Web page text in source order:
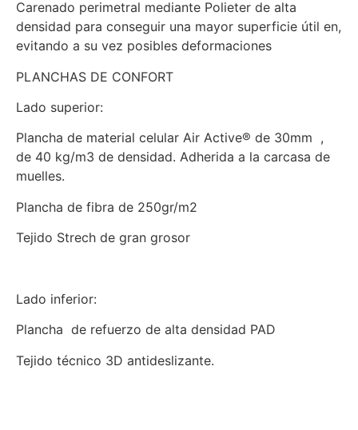
Carenado perimetral mediante Polieter de alta
densidad para conseguir una mayor superficie útil en,
evitando a su vez posibles deformaciones
PLANCHAS DE CONFORT
Lado superior:
Plancha de material celular Air Active® de 30mm ,
de 40 kg/m3 de densidad. Adherida a la carcasa de
muelles.
Plancha de fibra de 250gr/m2
Tejido Strech de gran grosor
Lado inferior:
Plancha de refuerzo de alta densidad PAD
Tejido técnico 3D antideslizante.